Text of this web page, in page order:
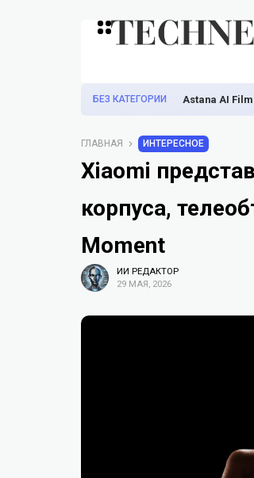
БЕЗ КАТЕГОРИИ Astana AI
ГЛАВНАЯ ИНТЕРЕСНОЕ
Xiaomi
корпуса,
Moment
ИИ РЕДАКТОР
29 МАЯ, 2026